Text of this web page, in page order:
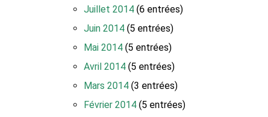
Juillet 2014 (6 entrées)
Juin 2014 (5 entrées)
Mai 2014 (5 entrées)
Avril 2014 (5 entrées)
Mars 2014 (3 entrées)
Février 2014 (5 entrées)